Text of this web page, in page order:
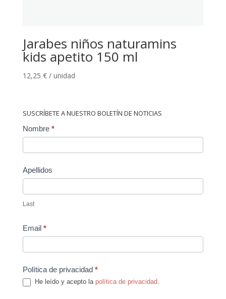
Jarabes niños naturamins
kids apetito 150 ml
12,25 € / unidad
SUSCRÍBETE A NUESTRO BOLETÍN DE NOTICIAS
Contact
Nombre *
Apellidos
Last
Email *
Política de privacidad *
He leído y acepto la política de privacidad